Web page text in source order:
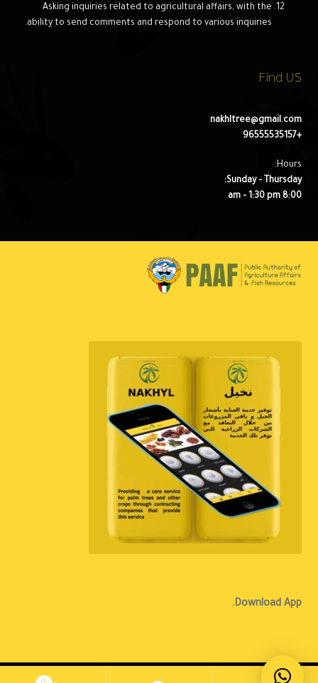
Asking inquiries related to agricultural affairs, with the
ability to send comments and respond to various inquiries.
Find US
nakhltree@gmail.com
+96555535157
Hours:
Sunday – Thursday:
8:00 am – 1:30 pm
Download App.